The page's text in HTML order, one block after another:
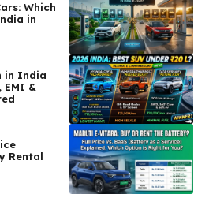
Which
in
in India
EMI &
Rental